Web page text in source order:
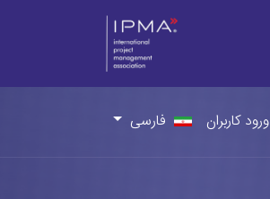
ورود کاربران فارسی